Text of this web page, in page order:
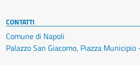
CONTATTI
Comune di Napoli
Palazzo San Giacomo, Piazza